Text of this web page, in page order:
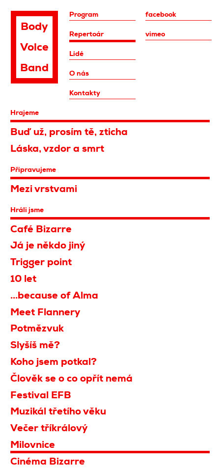
Body
Voice
Band
Program
Repertoár
Lidé
O nás
Kontakty
facebook
vimeo
Hrajeme
Buď už, prosím tě, zticha
Láska, vzdor a smrt
Připravujeme
Mezi vrstvami
Hráli jsme
Café Bizarre
Já je někdo jiný
Trigger point
10 let
...because of Alma
Meet Flannery
Potmězvuk
Slyšíš mě?
Koho jsem potkal?
Člověk se o co opřít nemá
Festival EFB
Muzikál třetího věku
Večer tříkrálový
Milovnice
Cinéma Bizarre